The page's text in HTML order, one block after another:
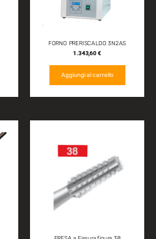
FORNO PRERISCALDO 3N2AS
1.343,60€
Aggiungi al carrello